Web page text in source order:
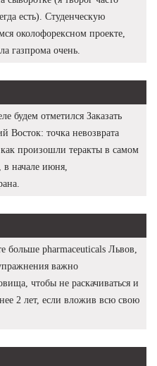
есть). Студенческую
околофорексном проекте,
газпрома очень.
будем отметился Заказать
Восток: точка невозврата
произошли теракты в самом
в начале июня,
больше pharmaceuticals Львов,
важно
чтобы не раскачиваться и
2 лет, если вложив всю свою